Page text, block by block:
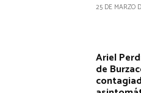
25 DE MARZO
Ariel
de